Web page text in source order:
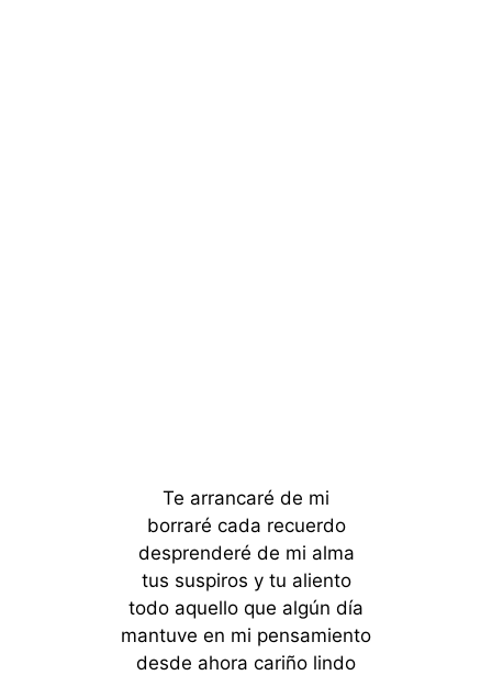
Te arrancaré de mi
borraré cada recuerdo
desprenderé de mi alma
tus suspiros y tu aliento
todo aquello que algún día
mantuve en mi pensamiento
desde ahora cariño lindo